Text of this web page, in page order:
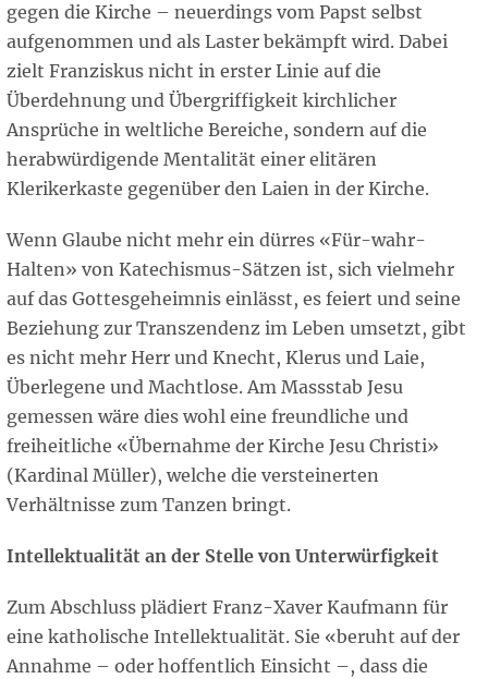
gegen die Kirche – neuerdings vom Papst selbst
aufgenommen und als Laster bekämpft wird. Dabei
zielt Franziskus nicht in erster Linie auf die
Überdehnung und Übergriffigkeit kirchlicher
Ansprüche in weltliche Bereiche, sondern auf die
herabwürdigende Mentalität einer elitären
Klerikerkaste gegenüber den Laien in der Kirche.
Wenn Glaube nicht mehr ein dürres «Für-wahr-
Halten» von Katechismus-Sätzen ist, sich vielmehr
auf das Gottesgeheimnis einlässt, es feiert und seine
Beziehung zur Transzendenz im Leben umsetzt, gibt
es nicht mehr Herr und Knecht, Klerus und Laie,
Überlegene und Machtlose. Am Massstab Jesu
gemessen wäre dies wohl eine freundliche und
freiheitliche «Übernahme der Kirche Jesu Christi»
(Kardinal Müller), welche die versteinerten
Verhältnisse zum Tanzen bringt.
Intellektualität an der Stelle von Unterwürfigkeit
Zum Abschluss plädiert Franz-Xaver Kaufmann für
eine katholische Intellektualität. Sie «beruht auf der
Annahme – oder hoffentlich Einsicht –, dass die